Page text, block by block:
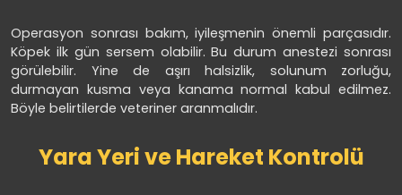
Operasyon sonrası bakım, iyileşmenin önemli parçasıdır.
Köpek ilk gün sersem olabilir. Bu durum anestezi sonrası
görülebilir. Yine de aşırı halsizlik, solunum zorluğu,
durmayan kusma veya kanama normal kabul edilmez.
Böyle belirtilerde veteriner aranmalıdır.
Yara Yeri ve Hareket Kontrolü